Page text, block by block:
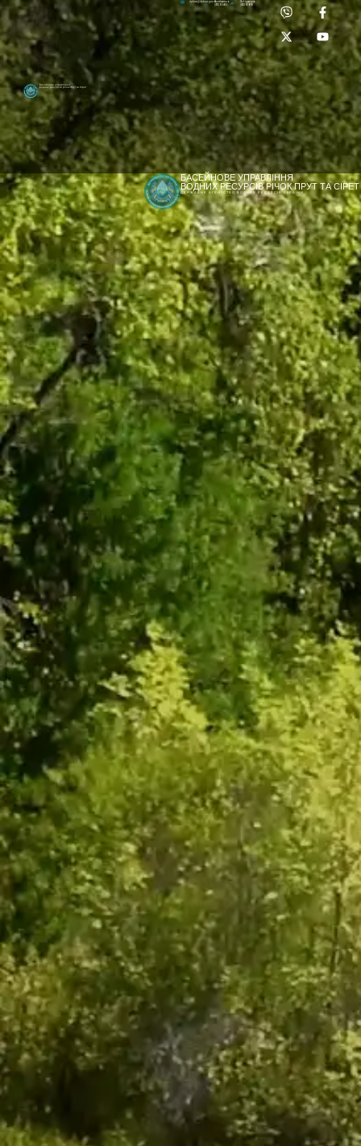
[newyear_garland]
Басейнове управління
водних ресурсів річок Прут та Сірет
Лабораторія:
(0372) 53-92-00
dpbuvr@dpbuvr.gov.uaПриймальня:
(0372) 51-14-56
БАСЕЙНОВЕ УПРАВЛІННЯ
ВОДНИХ РЕСУРСІВ РІЧОК ПРУТ ТА СІРЕТ
ДЕРЖАВНЕ АГЕНТСТВО ВОДНИХ РЕСУРСІВ УКРАЇНИ